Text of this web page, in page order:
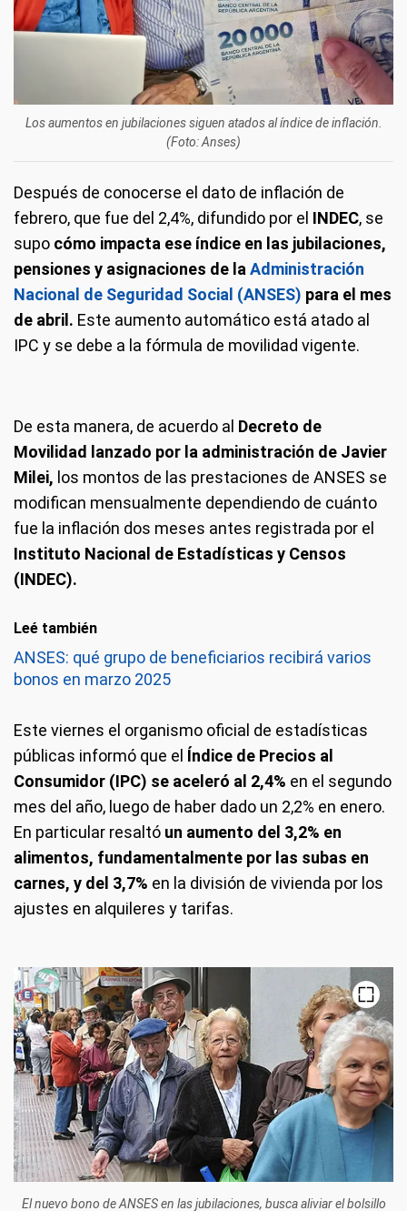
Los aumentos en jubilaciones siguen atados al índice de inflación.
(Foto: Anses)
Después de conocerse el dato de inflación de
febrero, que fue del 2,4%, difundido por el INDEC, se
supo cómo impacta ese índice en las jubilaciones,
pensiones y asignaciones de laAdministración
Nacional de Seguridad Social (ANSES) para el mes
de abril. Este aumento automático está atado al
IPC y se debe a la fórmula de movilidad vigente.
De esta manera, de acuerdo al Decreto de
Movilidad lanzado por la administración de Javier
Milei, los montos de las prestaciones de ANSES se
modifican mensualmente dependiendo de cuánto
fue la inflación dos meses antes registrada por el
Instituto Nacional de Estadísticas y Censos
(INDEC).
Leé también
ANSES: qué grupo de beneficiarios recibirá varios
bonos en marzo 2025
Este viernes el organismo oficial de estadísticas
públicas informó que el Índice de Precios al
Consumidor (IPC) se aceleró al 2,4% en el segundo
mes del año, luego de haber dado un 2,2% en enero.
En particular resaltó un aumento del 3,2% en
alimentos, fundamentalmente por las subas en
carnes, y del 3,7% en la división de vivienda por los
ajustes en alquileres y tarifas.
El nuevo bono de ANSES en las jubilaciones, busca aliviar el bolsillo